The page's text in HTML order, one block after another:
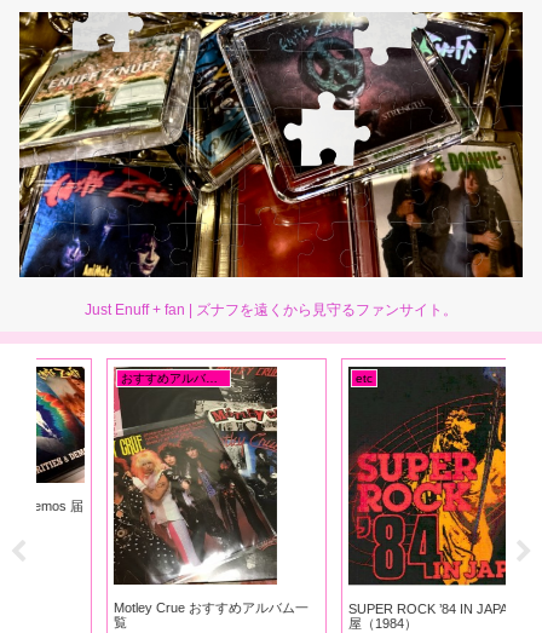
Just Enuff + fan | ズナフを遠くから見守るファンサイト。
おすすめアルバム一覧
Motley Crue おすすめアルバム一
SUPER ROCK ’84 IN JAPAN 名古
屋（1984）